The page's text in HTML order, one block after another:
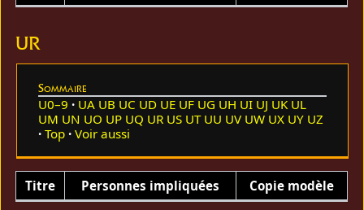
UR
Sommaire
U0–9 UA UB UC UD UE UF UG UH UI UJ UK UL
UM UN UO UP UQ UR US UT UU UV UW UX UY UZ
Top
Voir aussi
Titre Personnes impliquées Copie modèle